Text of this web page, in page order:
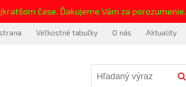
čase. Ďakujeme Vám za porozumenie.
Veľkostné tabuľky O nás Aktuality